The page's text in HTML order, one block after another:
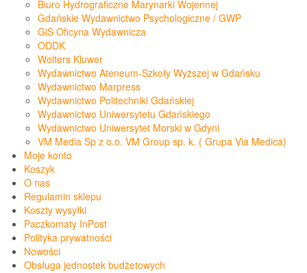
Biuro Hydrograficzne Marynarki Wojennej
Gdańskie Wydawnictwo Psychologiczne / GWP
GiS Oficyna Wydawnicza
ODDK
Wolters Kluwer
Wydawnictwo Ateneum-Szkoły Wyższej w Gdańsku
Wydawnictwo Marpress
Wydawnictwo Politechniki Gdańskiej
Wydawnictwo Uniwersytetu Gdańskiego
Wydawnictwo Uniwersytet Morski w Gdyni
VM Media Sp z o.o. VM Group sp. k. ( Grupa Via Medica)
Moje konto
Koszyk
O nas
Regulamin sklepu
Koszty wysyłki
Paczkomaty InPost
Polityka prywatności
Nowości
Obsługa jednostek budżetowych